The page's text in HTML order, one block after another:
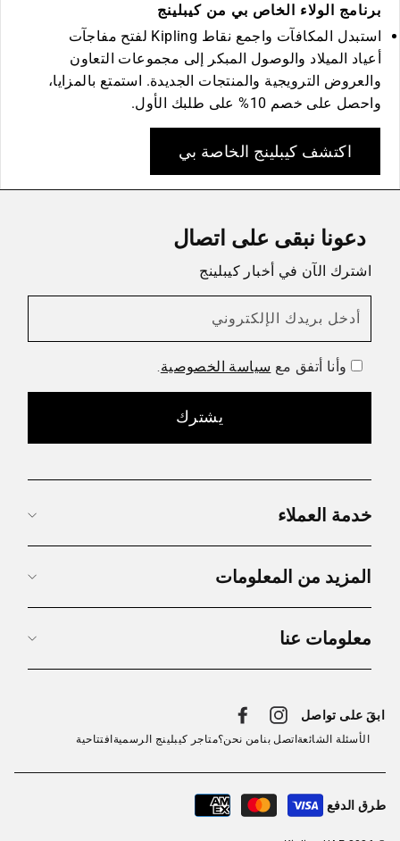
برنامج الولاء الخاص بي من كيبلينج
استبدل المكافآت واجمع نقاط Kipling لفتح مفاجآت
أعياد الميلاد والوصول المبكر إلى مجموعات التعاون
والعروض الترويجية والمنتجات الجديدة. استمتع بالمزايا،
واحصل على خصم 10% على طلبك الأول.
اكتشف كيبلينج الخاصة بي
دعونا نبقى على اتصال
اشترك الآن في أخبار كيبلينج
أدخل بريدك الإلكتروني
وأنا أتفق معسياسة الخصوصية.
يشترك
خدمة العملاء
المزيد من المعلومات
معلومات عنا
ابقَ على تواصل Instagram
الأسئلة الشائعةاتصل بنامن نحن؟متاجر كيبلينج الرسميةافتتاحية
طرق الدفع